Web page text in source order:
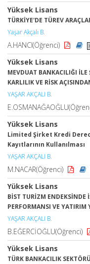
Yüksek Lisans
TÜRKİYE'DE TÜREV
Yaşar Akçalı B.
A.HANCI(Öğrenci)
Yüksek Lisans
MEVDUAT BANKACILIĞI
KARLILIK VE RİSK
YAŞAR AKÇALI B.
Yüksek Lisans
Limited Şirket Kredi
Kayıtlarının Kullanılması
YAŞAR AKÇALI B.
M.NACAR(Öğrenci)
Yüksek Lisans
BİST TURİZM ENDEKSİNDE
PERFORMANSI VE
YAŞAR AKÇALI B.
B.EĞERCİOĞLU(Öğrenci)
Yüksek Lisans
TÜRK BANKACILIK